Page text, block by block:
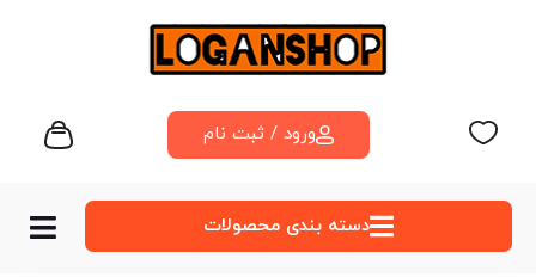
ورود / ثبت نام
دسته‌ بندی محصولات